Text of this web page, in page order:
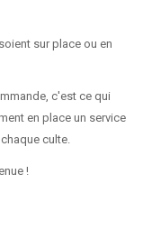
sur place ou en
c'est ce qui
en place un service
culte.
!